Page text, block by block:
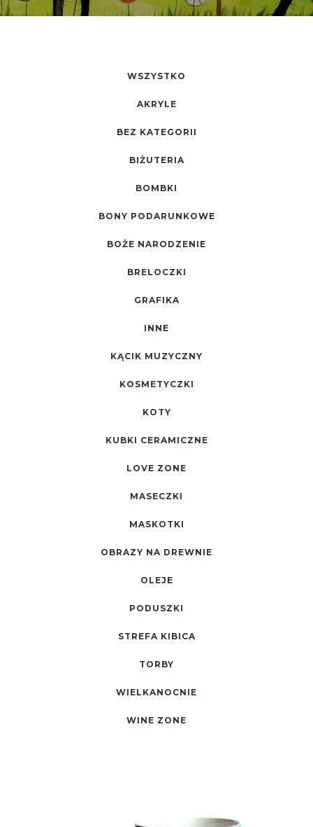
WSZYSTKO
AKRYLE
BEZ KATEGORII
BIŻUTERIA
BOMBKI
BONY PODARUNKOWE
BOŻE NARODZENIE
BRELOCZKI
GRAFIKA
INNE
KĄCIK MUZYCZNY
KOSMETYCZKI
KOTY
KUBKI CERAMICZNE
LOVE ZONE
MASECZKI
MASKOTKI
OBRAZY NA DREWNIE
OLEJE
PODUSZKI
STREFA KIBICA
TORBY
WIELKANOCNIE
WINE ZONE